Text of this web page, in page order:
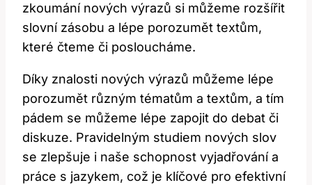
zkoumání nových‍ výrazů si můžeme rozšířit
slovní zásobu​ a ​lépe porozumět textům,
které‍ čteme⁣ či posloucháme.
Díky ⁣znalosti nových výrazů můžeme lépe
porozumět různým tématům a textům, a ​tím
pádem⁣ se můžeme⁣ lépe zapojit do ‌debat⁤ či
diskuze. Pravidelným studiem nových slov
se zlepšuje i naše schopnost vyjadřování a‌
práce s jazykem, což je klíčové pro efektivní​